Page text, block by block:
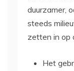
duurzamer,
steeds
zetten in op
Het